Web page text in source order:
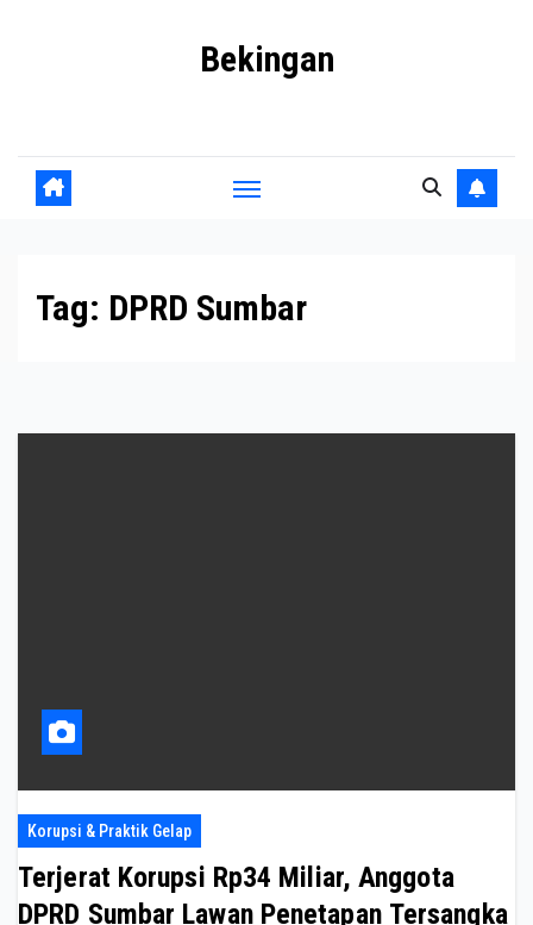
Bekingan
Tag: DPRD Sumbar
Korupsi & Praktik Gelap
Terjerat Korupsi Rp34 Miliar, Anggota
DPRD Sumbar Lawan Penetapan Tersangka